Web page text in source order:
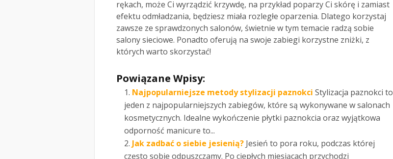
rękach, może Ci wyrządzić krzywdę, na przykład poparzy Ci skórę i zamiast
efektu odmładzania, będziesz miała rozległe oparzenia. Dlatego korzystaj
zawsze ze sprawdzonych salonów, świetnie w tym temacie radzą sobie
salony sieciowe. Ponadto oferują na swoje zabiegi korzystne zniżki, z
których warto skorzystać!
Powiązane Wpisy:
Najpopularniejsze metody stylizacji paznokci Stylizacja paznokci to
jeden z najpopularniejszych zabiegów, które są wykonywane w salonach
kosmetycznych. Idealne wykończenie płytki paznokcia oraz wyjątkowa
odporność manicure to...
Jak zadbać o siebie jesienią? Jesień to pora roku, podczas której
często sobie odpuszczamy. Po ciepłych miesiącach przychodzi